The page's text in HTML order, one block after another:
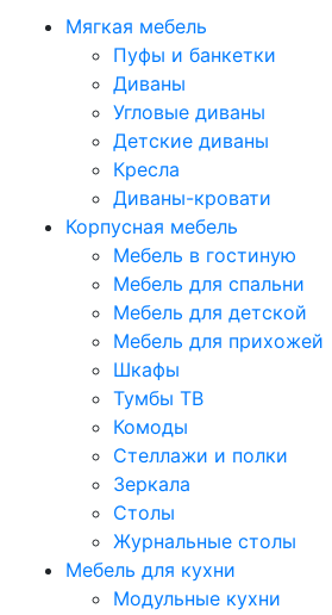
Мягкая мебель
Пуфы и банкетки
Диваны
Угловые диваны
Детские диваны
Кресла
Диваны-кровати
Корпусная мебель
Мебель в гостиную
Мебель для спальни
Мебель для детской
Мебель для прихожей
Шкафы
Тумбы ТВ
Комоды
Стеллажи и полки
Зеркала
Столы
Журнальные столы
Мебель для кухни
Модульные кухни